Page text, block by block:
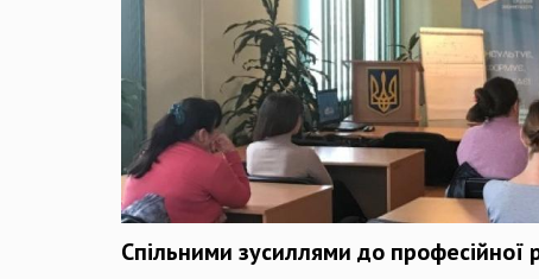
Спільними зусиллями до професійної